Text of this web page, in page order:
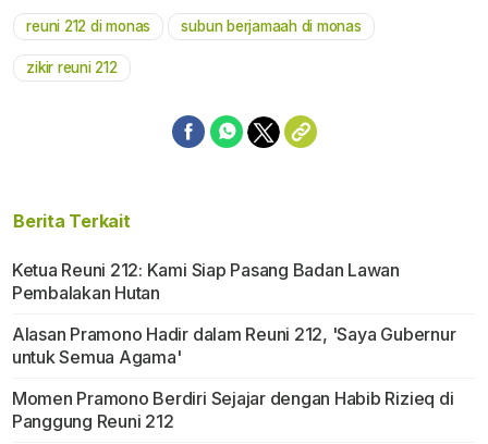
reuni 212 di monas subun berjamaah di monas
zikir reuni 212
Berita Terkait
Ketua Reuni 212: Kami Siap Pasang Badan Lawan
Pembalakan Hutan
Alasan Pramono Hadir dalam Reuni 212, 'Saya Gubernur
untuk Semua Agama'
Momen Pramono Berdiri Sejajar dengan Habib Rizieq di
Panggung Reuni 212